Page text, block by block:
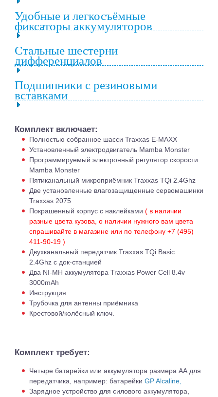
Удобные и легкосъёмные
фиксаторы аккумуляторов
Стальные шестерни
дифференциалов
Подшипники с резиновыми
вставками
Комплект включает:
Полностью собранное шасси Traxxas E-MAXX
Установленный электродвигатель Mamba Monster
Программируемый электронный регулятор скорости
Mamba Monster
Пятиканальный микроприёмник Traxxas TQi 2.4Ghz
Две установленные влагозащищенные сервомашинки
Traxxas 2075
Покрашенный корпус с наклейками ( в наличии
разные цвета кузова, о наличии нужного вам цвета
спрашивайте в магазине или по телефону +7 (495)
411-90-19 )
Двухканальный передатчик Traxxas TQi Basic
2.4Ghz с док-станцией
Два NI-MH аккумулятора Traxxas Power Cell 8.4v
3000mAh
Инструкция
Трубочка для антенны приёмника
Крестовой/колёсный ключ.
Комплект требует:
Четыре батарейки или аккумулятора размера АА для
передатчика, например: батарейки GP Alcaline,
Зарядное устройство для силового аккумулятора,